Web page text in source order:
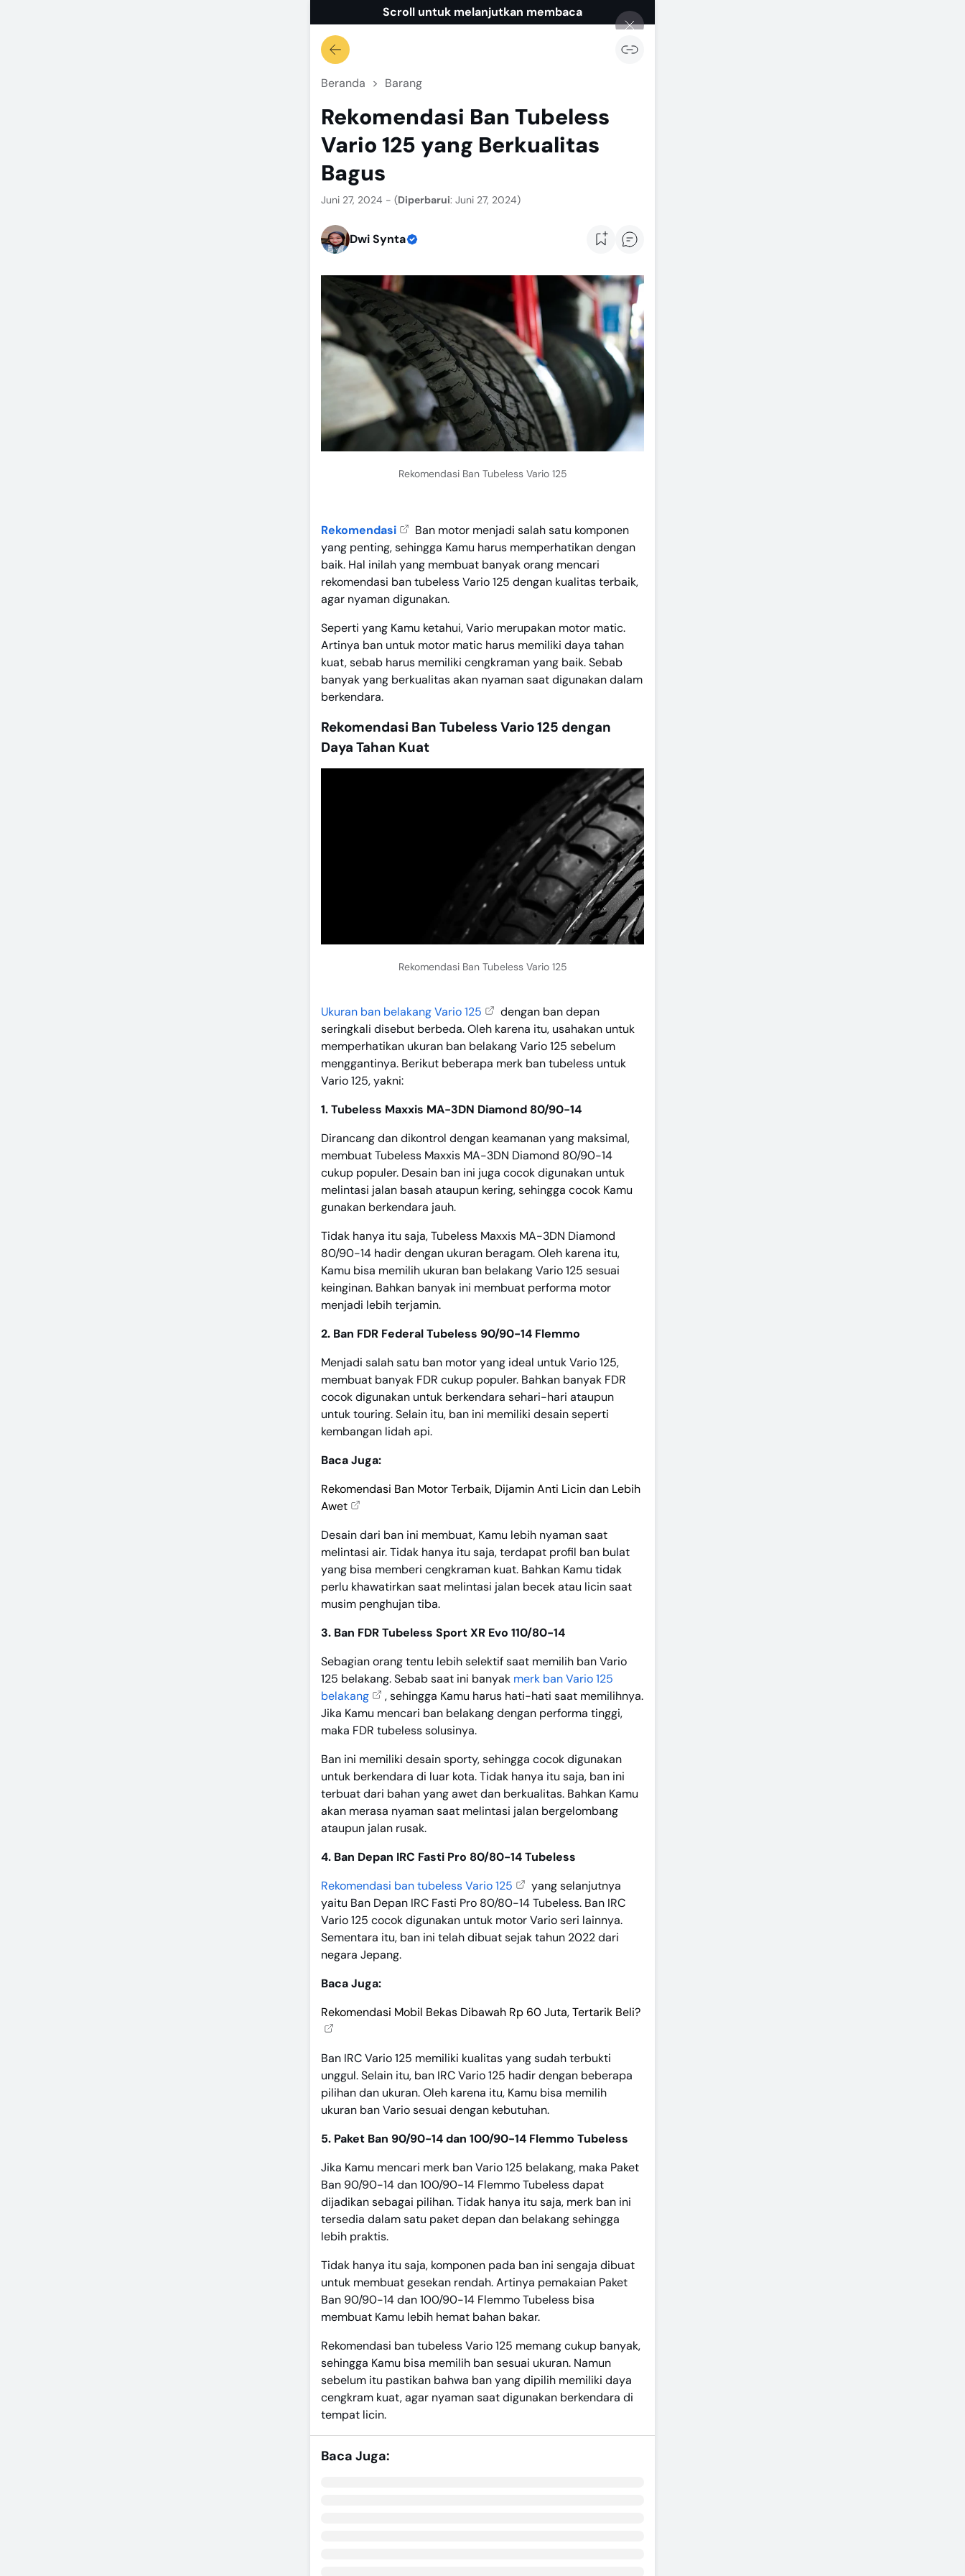
Scroll untuk melanjutkan membaca
Beranda Barang
Rekomendasi Ban Tubeless
Vario 125 yang Berkualitas
Bagus
Juni 27, 2024 - (Diperbarui: Juni 27, 2024)
Dwi Synta
Rekomendasi Ban Tubeless Vario 125
Rekomendasi
Ban motor menjadi salah satu komponen
yang penting, sehingga Kamu harus memperhatikan dengan
baik. Hal inilah yang membuat banyak orang mencari
rekomendasi ban tubeless Vario 125 dengan kualitas terbaik,
agar nyaman digunakan.
Seperti yang Kamu ketahui, Vario merupakan motor matic.
Artinya ban untuk motor matic harus memiliki daya tahan
kuat, sebab harus memiliki cengkraman yang baik. Sebab
banyak yang berkualitas akan nyaman saat digunakan dalam
berkendara.
Rekomendasi Ban Tubeless Vario 125 dengan
Daya Tahan Kuat
Rekomendasi Ban Tubeless Vario 125
Ukuran ban belakang Vario 125
dengan ban depan
seringkali disebut berbeda. Oleh karena itu, usahakan untuk
memperhatikan ukuran ban belakang Vario 125 sebelum
menggantinya. Berikut beberapa merk ban tubeless untuk
Vario 125, yakni:
1. Tubeless Maxxis MA-3DN Diamond 80/90-14
Dirancang dan dikontrol dengan keamanan yang maksimal,
membuat Tubeless Maxxis MA-3DN Diamond 80/90-14
cukup populer. Desain ban ini juga cocok digunakan untuk
melintasi jalan basah ataupun kering, sehingga cocok Kamu
gunakan berkendara jauh.
Tidak hanya itu saja, Tubeless Maxxis MA-3DN Diamond
80/90-14 hadir dengan ukuran beragam. Oleh karena itu,
Kamu bisa memilih ukuran ban belakang Vario 125 sesuai
keinginan. Bahkan banyak ini membuat performa motor
menjadi lebih terjamin.
2. Ban FDR Federal Tubeless 90/90-14 Flemmo
Menjadi salah satu ban motor yang ideal untuk Vario 125,
membuat banyak FDR cukup populer. Bahkan banyak FDR
cocok digunakan untuk berkendara sehari-hari ataupun
untuk touring. Selain itu, ban ini memiliki desain seperti
kembangan lidah api.
Baca Juga:
Rekomendasi Ban Motor Terbaik, Dijamin Anti Licin dan Lebih
Awet
Desain dari ban ini membuat, Kamu lebih nyaman saat
melintasi air. Tidak hanya itu saja, terdapat profil ban bulat
yang bisa memberi cengkraman kuat. Bahkan Kamu tidak
perlu khawatirkan saat melintasi jalan becek atau licin saat
musim penghujan tiba.
3. Ban FDR Tubeless Sport XR Evo 110/80-14
Sebagian orang tentu lebih selektif saat memilih ban Vario
125 belakang. Sebab saat ini banyak merk ban Vario 125
belakang
, sehingga Kamu harus hati-hati saat memilihnya.
Jika Kamu mencari ban belakang dengan performa tinggi,
maka FDR tubeless solusinya.
Ban ini memiliki desain sporty, sehingga cocok digunakan
untuk berkendara di luar kota. Tidak hanya itu saja, ban ini
terbuat dari bahan yang awet dan berkualitas. Bahkan Kamu
akan merasa nyaman saat melintasi jalan bergelombang
ataupun jalan rusak.
4. Ban Depan IRC Fasti Pro 80/80-14 Tubeless
Rekomendasi ban tubeless Vario 125
yang selanjutnya
yaitu Ban Depan IRC Fasti Pro 80/80-14 Tubeless. Ban IRC
Vario 125 cocok digunakan untuk motor Vario seri lainnya.
Sementara itu, ban ini telah dibuat sejak tahun 2022 dari
negara Jepang.
Baca Juga:
Rekomendasi Mobil Bekas Dibawah Rp 60 Juta, Tertarik Beli?
Ban IRC Vario 125 memiliki kualitas yang sudah terbukti
unggul. Selain itu, ban IRC Vario 125 hadir dengan beberapa
pilihan dan ukuran. Oleh karena itu, Kamu bisa memilih
ukuran ban Vario sesuai dengan kebutuhan.
5. Paket Ban 90/90-14 dan 100/90-14 Flemmo Tubeless
Jika Kamu mencari merk ban Vario 125 belakang, maka Paket
Ban 90/90-14 dan 100/90-14 Flemmo Tubeless dapat
dijadikan sebagai pilihan. Tidak hanya itu saja, merk ban ini
tersedia dalam satu paket depan dan belakang sehingga
lebih praktis.
Tidak hanya itu saja, komponen pada ban ini sengaja dibuat
untuk membuat gesekan rendah. Artinya pemakaian Paket
Ban 90/90-14 dan 100/90-14 Flemmo Tubeless bisa
membuat Kamu lebih hemat bahan bakar.
Rekomendasi ban tubeless Vario 125 memang cukup banyak,
sehingga Kamu bisa memilih ban sesuai ukuran. Namun
sebelum itu pastikan bahwa ban yang dipilih memiliki daya
cengkram kuat, agar nyaman saat digunakan berkendara di
tempat licin.
Baca Juga: